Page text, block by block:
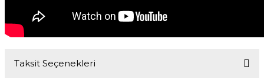
Taksit Seçenekleri